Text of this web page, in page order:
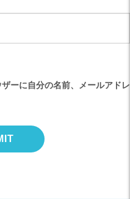
ーに自分の名前、メールアドレ